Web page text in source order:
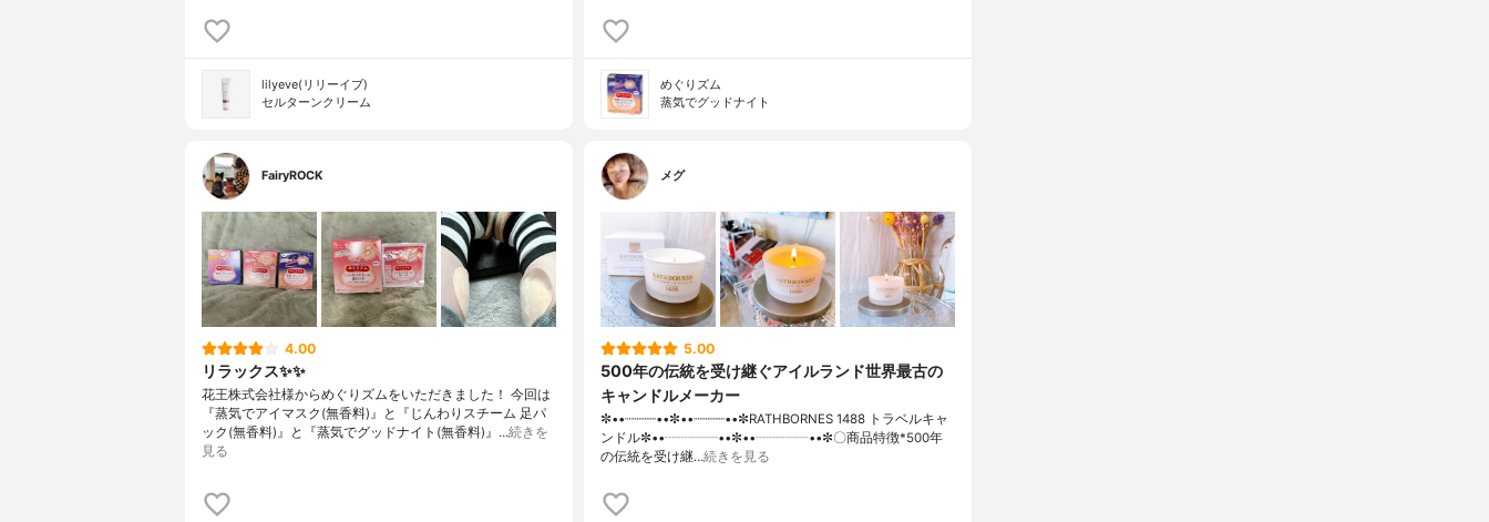
lilyeve(リリーイブ)
セルターンクリーム
めぐりズム
蒸気でグッドナイト
FairyROCK
4.00
リラックス✨✨
花王株式会社様からめぐりズムをいただきました！ 今回は
『蒸気でアイマスク(無香料)』と『じんわりスチーム 足パ
ック(無香料)』と『蒸気でグッドナイト(無香料)』…続きを
見る
メグ
5.00
500年の伝統を受け継ぐアイルランド世界最古の
キャンドルメーカー
✼••┈┈┈┈••✼••┈┈┈┈••✼RATHBORNES 1488 トラベルキャ
ンドル✼••┈┈┈┈••✼••┈┈┈┈••✼〇商品特徴*500年
の伝統を受け継…続きを見る